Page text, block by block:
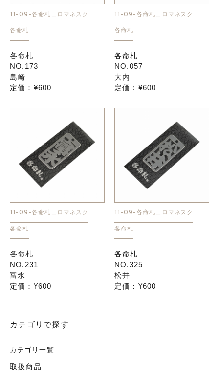
11-09-各命札＿ロマネスク
各命札
各命札
NO.173
島崎
定価：¥600
11-09-各命札＿ロマネスク
各命札
各命札
NO.057
大内
定価：¥600
11-09-各命札＿ロマネスク
各命札
各命札
NO.231
富永
定価：¥600
11-09-各命札＿ロマネスク
各命札
各命札
NO.325
松井
定価：¥600
カテゴリで探す
カテゴリ一覧
取扱商品